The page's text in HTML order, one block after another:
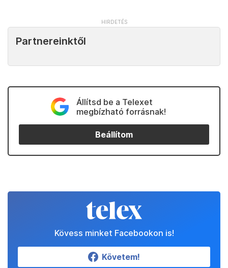
Partnereinktől
Állítsd be a Telexet
megbízható forrásnak!
Beállítom
Kövess minket Facebookon is!
Követem!